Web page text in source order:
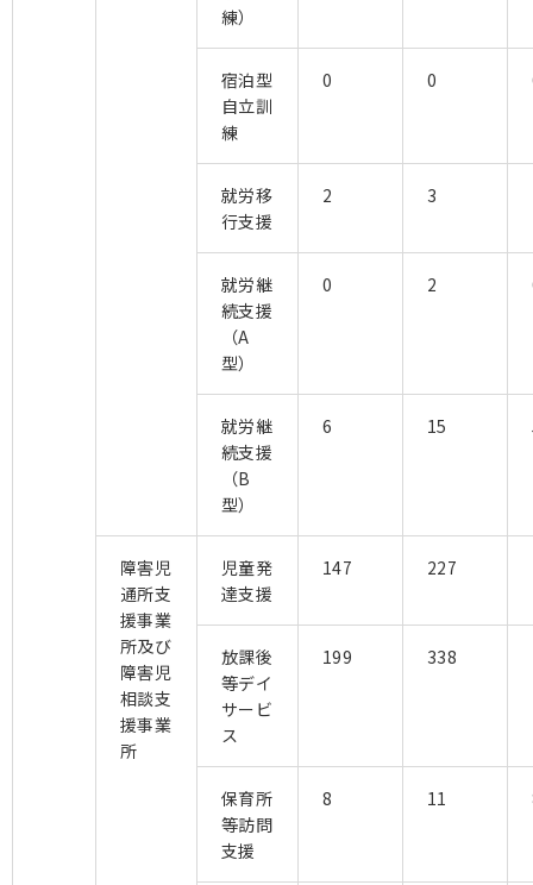
練）
宿泊型
自立訓
練
0 0
就労移
行支援
2 3
就労継
続支援
（A
型）
0 2
就労継
続支援
（B
型）
6 15
障害児
通所支
援事業
所及び
障害児
相談支
援事業
所
児童発
達支援
147 227
放課後
等デイ
サービ
ス
199 338
保育所
等訪問
支援
8 11